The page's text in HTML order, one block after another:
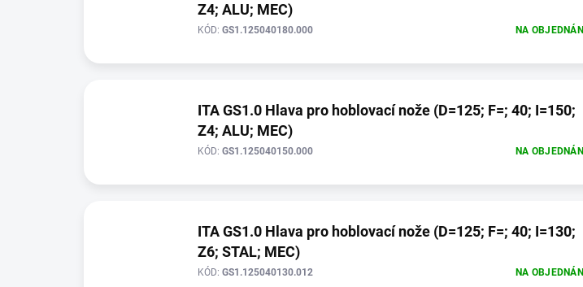
Z4; ALU; MEC)
NA OBJEDNÁNÍ
KÓD: GS1.125040180.000
ITA GS1.0 Hlava pro hoblovací nože (D=125; F=; 40; I=150;
Z4; ALU; MEC)
NA OBJEDNÁNÍ
KÓD: GS1.125040150.000
ITA GS1.0 Hlava pro hoblovací nože (D=125; F=; 40; I=130;
Z6; STAL; MEC)
NA OBJEDNÁNÍ
KÓD: GS1.125040130.012